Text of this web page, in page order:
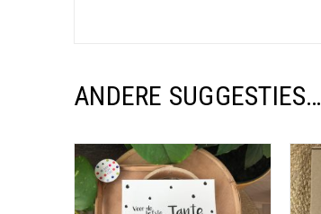
ANDERE SUGGESTIES…